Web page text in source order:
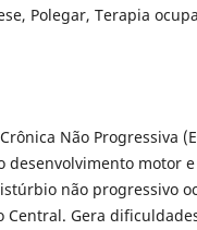
Polegar, Terapia
Não Progressiva
desenvolvimento motor
não progressivo
Central. Gera